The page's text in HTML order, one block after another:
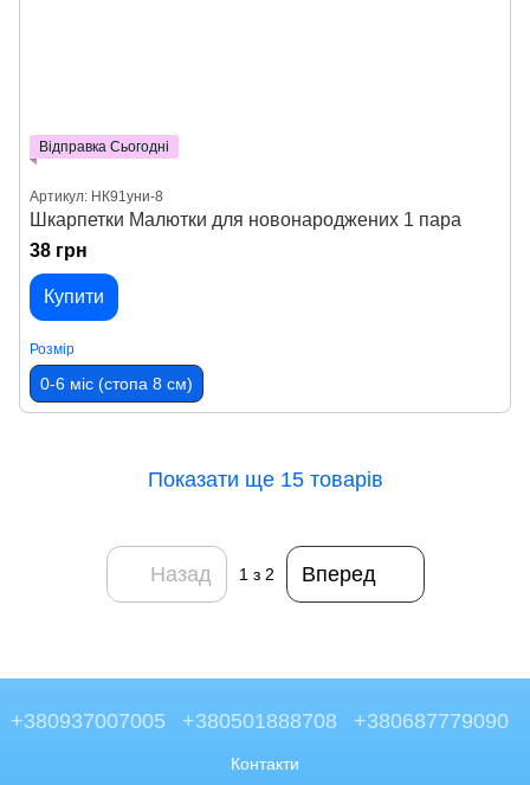
Відправка Сьогодні
Артикул: НК91уни-8
Шкарпетки Малютки для новонароджених 1 пара
38 грн
Купити
Розмір
0-6 міс (стопа 8 см)
Показати ще 15 товарів
Назад 1 з 2 Вперед
+380937007005 +380501888708 +380687779090
Контакти